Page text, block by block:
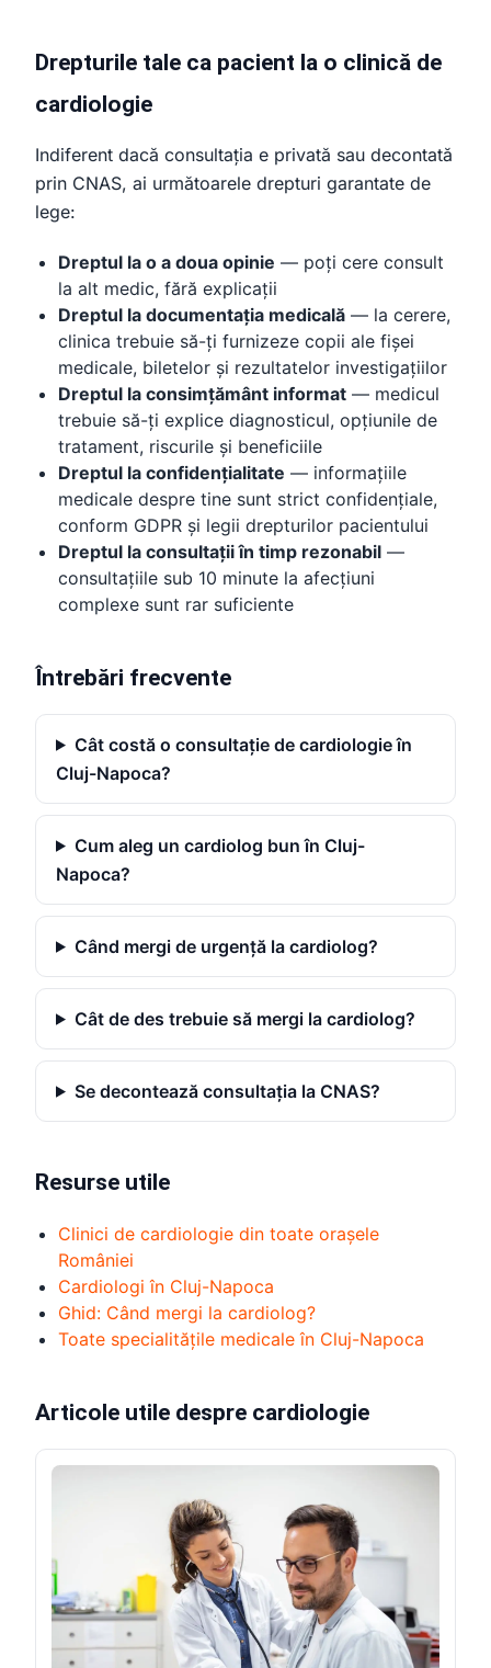
Drepturile tale ca pacient la o clinică de
cardiologie
Indiferent dacă consultația e privată sau decontată
prin CNAS, ai următoarele drepturi garantate de
lege:
Dreptul la o a doua opinie — poți cere consult
la alt medic, fără explicații
Dreptul la documentația medicală — la cerere,
clinica trebuie să-ți furnizeze copii ale fișei
medicale, biletelor și rezultatelor investigațiilor
Dreptul la consimțământ informat — medicul
trebuie să-ți explice diagnosticul, opțiunile de
tratament, riscurile și beneficiile
Dreptul la confidențialitate — informațiile
medicale despre tine sunt strict confidențiale,
conform GDPR și legii drepturilor pacientului
Dreptul la consultații în timp rezonabil —
consultațiile sub 10 minute la afecțiuni
complexe sunt rar suficiente
Întrebări frecvente
Cât costă o consultație de cardiologie în
Cluj-Napoca?
Cum aleg un cardiolog bun în Cluj-
Napoca?
Când mergi de urgență la cardiolog?
Cât de des trebuie să mergi la cardiolog?
Se decontează consultația la CNAS?
Resurse utile
Clinici de cardiologie din toate orașele
României
Cardiologi în Cluj-Napoca
Ghid: Când mergi la cardiolog?
Toate specialitățile medicale în Cluj-Napoca
Articole utile despre cardiologie